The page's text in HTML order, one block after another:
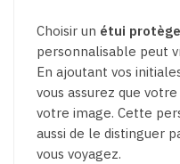
Choisir un étui
personnalisable peut
En ajoutant vos
vous assurez que
votre image. Cette
aussi de le distinguer
vous voyagez.